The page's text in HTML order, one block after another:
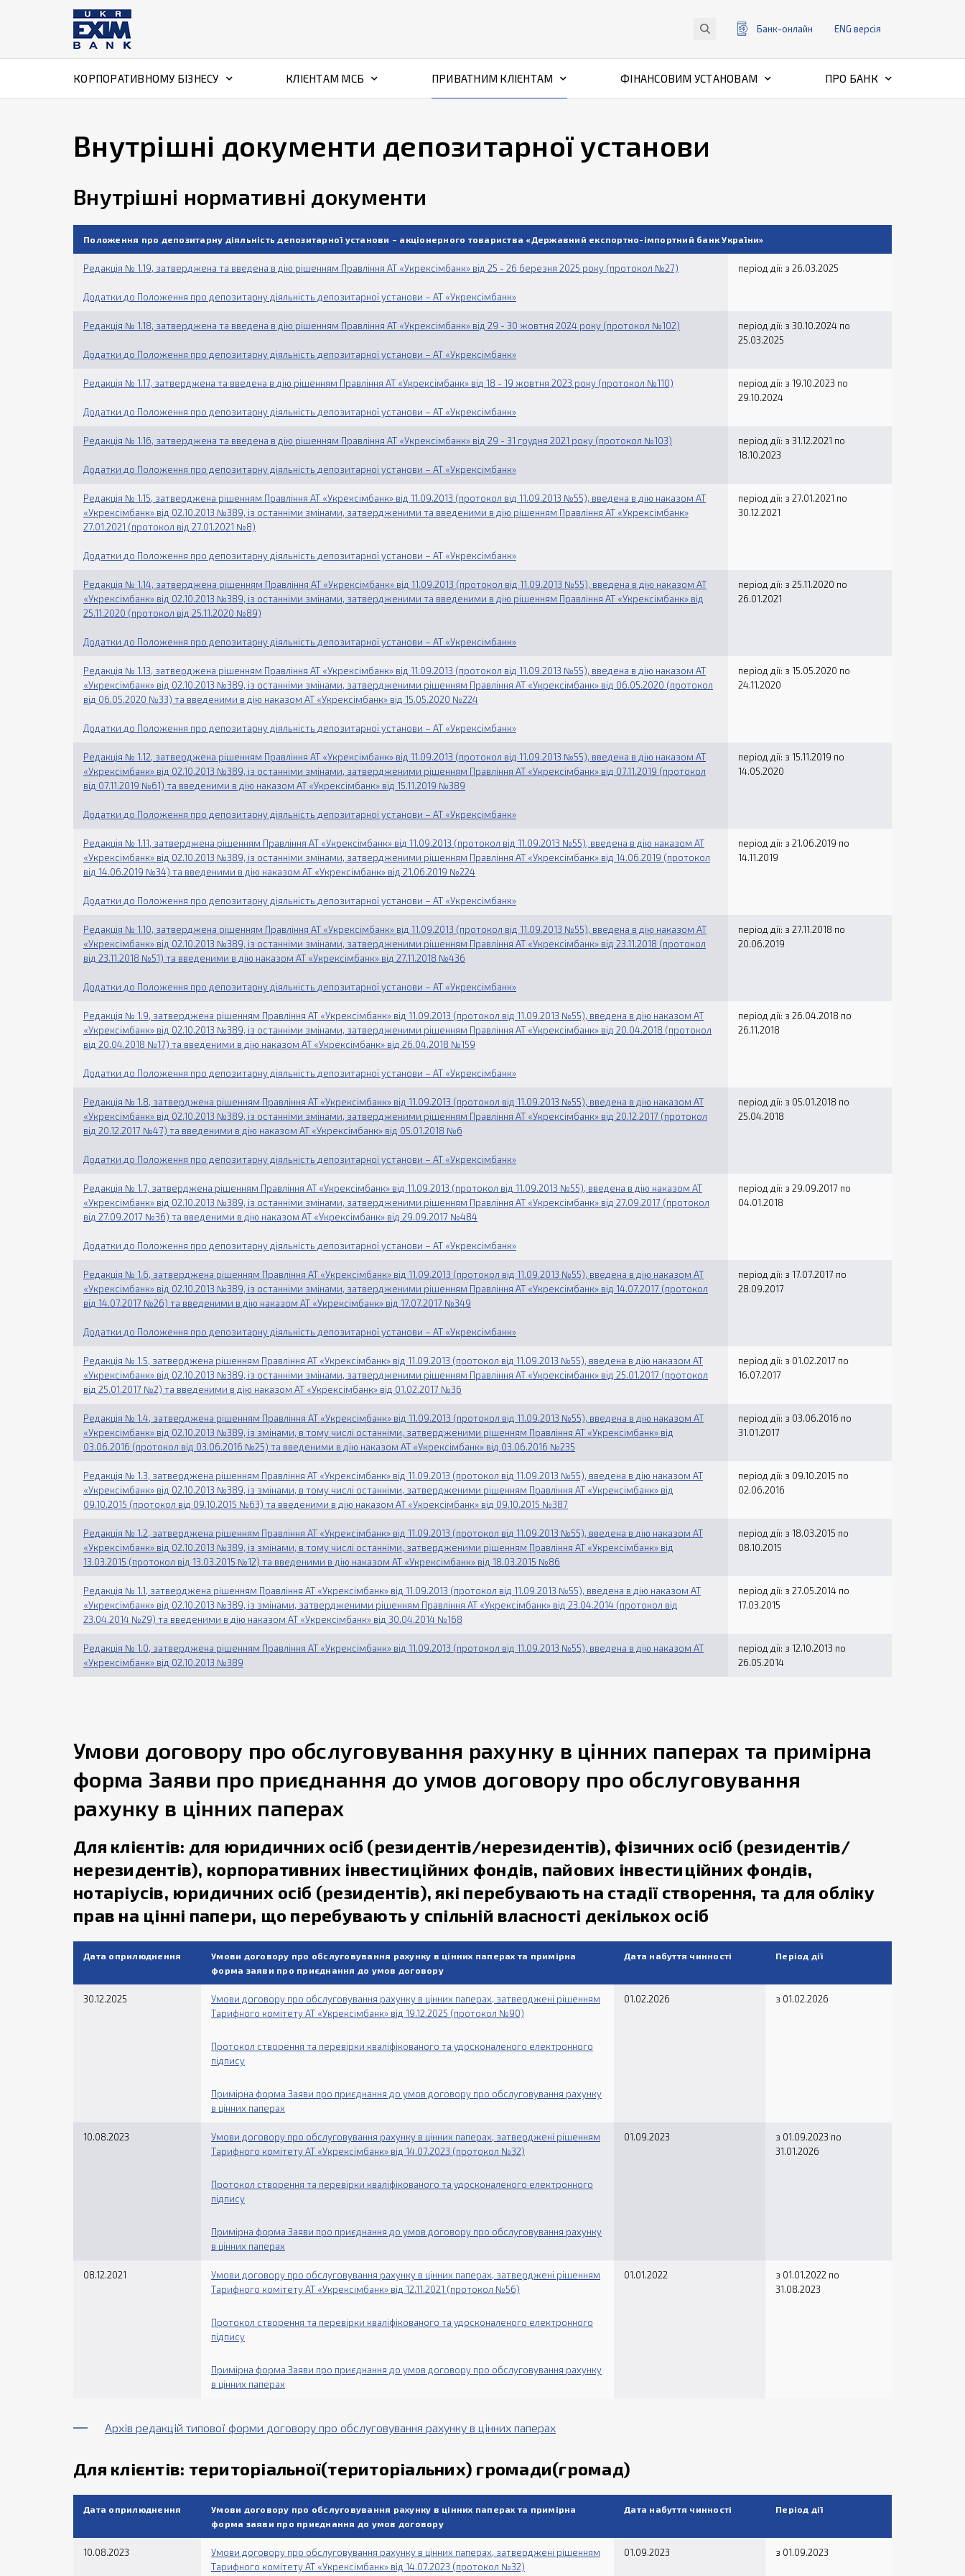
Банк-онлайн ENG версiя
КОРПОРАТИВНОМУ БІЗНЕСУ КЛІЄНТАМ МСБ ПРИВАТНИМ КЛІЄНТАМ ФІНАНСОВИМ УСТАНОВАМ ПРО БАНК
Внутрішні документи депозитарної установи
Внутрішні нормативні документи
Положення про депозитарну діяльність депозитарної установи – акціонерного товариства «Державний експортно-імпортний банк України»
Редакція № 1.19, затверджена та введена в дію рішенням Правління АТ «Укрексімбанк» від 25 - 26 березня 2025 року (протокол №27)
Додатки до Положення про депозитарну діяльність депозитарної установи – АТ «Укрексімбанк»
період дії: з 26.03.2025
Редакція № 1.18, затверджена та введена в дію рішенням Правління АТ «Укрексімбанк» від 29 - 30 жовтня 2024 року (протокол №102)
Додатки до Положення про депозитарну діяльність депозитарної установи – АТ «Укрексімбанк»
період дії: з 30.10.2024 по
25.03.2025
Редакція № 1.17, затверджена та введена в дію рішенням Правління АТ «Укрексімбанк» від 18 - 19 жовтня 2023 року (протокол №110)
Додатки до Положення про депозитарну діяльність депозитарної установи – АТ «Укрексімбанк»
період дії: з 19.10.2023 по
29.10.2024
Редакція № 1.16, затверджена та введена в дію рішенням Правління АТ «Укрексімбанк» від 29 - 31 грудня 2021 року (протокол №103)
Додатки до Положення про депозитарну діяльність депозитарної установи – АТ «Укрексімбанк»
період дії: з 31.12.2021 по
18.10.2023
Редакція № 1.15, затверджена рішенням Правління АТ «Укрексімбанк» від 11.09.2013 (протокол від 11.09.2013 №55), введена в дію наказом АТ
«Укрексімбанк» від 02.10.2013 №389, із останніми змінами, затвердженими та введеними в дію рішенням Правління АТ «Укрексімбанк»
27.01.2021 (протокол від 27.01.2021 №8)
Додатки до Положення про депозитарну діяльність депозитарної установи – АТ «Укрексімбанк»
період дії: з 27.01.2021 по
30.12.2021
Редакція № 1.14, затверджена рішенням Правління АТ «Укрексімбанк» від 11.09.2013 (протокол від 11.09.2013 №55), введена в дію наказом АТ
«Укрексімбанк» від 02.10.2013 №389, із останніми змінами, затвердженими та введеними в дію рішенням Правління АТ «Укрексімбанк» від
25.11.2020 (протокол від 25.11.2020 №89)
Додатки до Положення про депозитарну діяльність депозитарної установи – АТ «Укрексімбанк»
період дії: з 25.11.2020 по
26.01.2021
Редакція № 1.13, затверджена рішенням Правління АТ «Укрексімбанк» від 11.09.2013 (протокол від 11.09.2013 №55), введена в дію наказом АТ
«Укрексімбанк» від 02.10.2013 №389, із останніми змінами, затвердженими рішенням Правління АТ «Укрексімбанк» від 06.05.2020 (протокол
від 06.05.2020 №33) та введеними в дію наказом АТ «Укрексімбанк» від 15.05.2020 №224
Додатки до Положення про депозитарну діяльність депозитарної установи – АТ «Укрексімбанк»
період дії: з 15.05.2020 по
24.11.2020
Редакція № 1.12, затверджена рішенням Правління АТ «Укрексімбанк» від 11.09.2013 (протокол від 11.09.2013 №55), введена в дію наказом АТ
«Укрексімбанк» від 02.10.2013 №389, із останніми змінами, затвердженими рішенням Правління АТ «Укрексімбанк» від 07.11.2019 (протокол
від 07.11.2019 №61) та введеними в дію наказом АТ «Укрексімбанк» від 15.11.2019 №389
Додатки до Положення про депозитарну діяльність депозитарної установи – АТ «Укрексімбанк»
період дії: з 15.11.2019 по
14.05.2020
Редакція № 1.11, затверджена рішенням Правління АТ «Укрексімбанк» від 11.09.2013 (протокол від 11.09.2013 №55), введена в дію наказом АТ
«Укрексімбанк» від 02.10.2013 №389, із останніми змінами, затвердженими рішенням Правління АТ «Укрексімбанк» від 14.06.2019 (протокол
від 14.06.2019 №34) та введеними в дію наказом АТ «Укрексімбанк» від 21.06.2019 №224
Додатки до Положення про депозитарну діяльність депозитарної установи – АТ «Укрексімбанк»
період дії: з 21.06.2019 по
14.11.2019
Редакція № 1.10, затверджена рішенням Правління АТ «Укрексімбанк» від 11.09.2013 (протокол від 11.09.2013 №55), введена в дію наказом АТ
«Укрексімбанк» від 02.10.2013 №389, із останніми змінами, затвердженими рішенням Правління АТ «Укрексімбанк» від 23.11.2018 (протокол
від 23.11.2018 №51) та введеними в дію наказом АТ «Укрексімбанк» від 27.11.2018 №436
Додатки до Положення про депозитарну діяльність депозитарної установи – АТ «Укрексімбанк»
період дії: з 27.11.2018 по
20.06.2019
Редакція № 1.9, затверджена рішенням Правління АТ «Укрексімбанк» від 11.09.2013 (протокол від 11.09.2013 №55), введена в дію наказом АТ
«Укрексімбанк» від 02.10.2013 №389, із останніми змінами, затвердженими рішенням Правління АТ «Укрексімбанк» від 20.04.2018 (протокол
від 20.04.2018 №17) та введеними в дію наказом АТ «Укрексімбанк» від 26.04.2018 №159
Додатки до Положення про депозитарну діяльність депозитарної установи – АТ «Укрексімбанк»
період дії: з 26.04.2018 по
26.11.2018
Редакція № 1.8, затверджена рішенням Правління АТ «Укрексімбанк» від 11.09.2013 (протокол від 11.09.2013 №55), введена в дію наказом АТ
«Укрексімбанк» від 02.10.2013 №389, із останніми змінами, затвердженими рішенням Правління АТ «Укрексімбанк» від 20.12.2017 (протокол
від 20.12.2017 №47) та введеними в дію наказом АТ «Укрексімбанк» від 05.01.2018 №6
Додатки до Положення про депозитарну діяльність депозитарної установи – АТ «Укрексімбанк»
період дії: з 05.01.2018 по
25.04.2018
Редакція № 1.7, затверджена рішенням Правління АТ «Укрексімбанк» від 11.09.2013 (протокол від 11.09.2013 №55), введена в дію наказом АТ
«Укрексімбанк» від 02.10.2013 №389, із останніми змінами, затвердженими рішенням Правління АТ «Укрексімбанк» від 27.09.2017 (протокол
від 27.09.2017 №36) та введеними в дію наказом АТ «Укрексімбанк» від 29.09.2017 №484
Додатки до Положення про депозитарну діяльність депозитарної установи – АТ «Укрексімбанк»
період дії: з 29.09.2017 по
04.01.2018
Редакція № 1.6, затверджена рішенням Правління АТ «Укрексімбанк» від 11.09.2013 (протокол від 11.09.2013 №55), введена в дію наказом АТ
«Укрексімбанк» від 02.10.2013 №389, із останніми змінами, затвердженими рішенням Правління АТ «Укрексімбанк» від 14.07.2017 (протокол
від 14.07.2017 №26) та введеними в дію наказом АТ «Укрексімбанк» від 17.07.2017 №349
Додатки до Положення про депозитарну діяльність депозитарної установи – АТ «Укрексімбанк»
період дії: з 17.07.2017 по
28.09.2017
Редакція № 1.5, затверджена рішенням Правління АТ «Укрексімбанк» від 11.09.2013 (протокол від 11.09.2013 №55), введена в дію наказом АТ
«Укрексімбанк» від 02.10.2013 №389, із останніми змінами, затвердженими рішенням Правління АТ «Укрексімбанк» від 25.01.2017 (протокол
від 25.01.2017 №2) та введеними в дію наказом АТ «Укрексімбанк» від 01.02.2017 №36
період дії: з 01.02.2017 по
16.07.2017
Редакція № 1.4, затверджена рішенням Правління АТ «Укрексімбанк» від 11.09.2013 (протокол від 11.09.2013 №55), введена в дію наказом АТ
«Укрексімбанк» від 02.10.2013 №389, із змінами, в тому числі останніми, затвердженими рішенням Правління АТ «Укрексімбанк» від
03.06.2016 (протокол від 03.06.2016 №25) та введеними в дію наказом АТ «Укрексімбанк» від 03.06.2016 №235
період дії: з 03.06.2016 по
31.01.2017
Редакція № 1.3, затверджена рішенням Правління АТ «Укрексімбанк» від 11.09.2013 (протокол від 11.09.2013 №55), введена в дію наказом АТ
«Укрексімбанк» від 02.10.2013 №389, із змінами, в тому числі останніми, затвердженими рішенням Правління АТ «Укрексімбанк» від
09.10.2015 (протокол від 09.10.2015 №63) та введеними в дію наказом АТ «Укрексімбанк» від 09.10.2015 №387
період дії: з 09.10.2015 по
02.06.2016
Редакція № 1.2, затверджена рішенням Правління АТ «Укрексімбанк» від 11.09.2013 (протокол від 11.09.2013 №55), введена в дію наказом АТ
«Укрексімбанк» від 02.10.2013 №389, із змінами, в тому числі останніми, затвердженими рішенням Правління АТ «Укрексімбанк» від
13.03.2015 (протокол від 13.03.2015 №12) та введеними в дію наказом АТ «Укрексімбанк» від 18.03.2015 №86
період дії: з 18.03.2015 по
08.10.2015
Редакція № 1.1, затверджена рішенням Правління АТ «Укрексімбанк» від 11.09.2013 (протокол від 11.09.2013 №55), введена в дію наказом АТ
«Укрексімбанк» від 02.10.2013 №389, із змінами, затвердженими рішенням Правління АТ «Укрексімбанк» від 23.04.2014 (протокол від
23.04.2014 №29) та введеними в дію наказом АТ «Укрексімбанк» від 30.04.2014 №168
період дії: з 27.05.2014 по
17.03.2015
Редакція № 1.0, затверджена рішенням Правління АТ «Укрексімбанк» від 11.09.2013 (протокол від 11.09.2013 №55), введена в дію наказом АТ
«Укрексімбанк» від 02.10.2013 №389
період дії: з 12.10.2013 по
26.05.2014
Умови договору про обслуговування рахунку в цінних паперах та примірна
форма Заяви про приєднання до умов договору про обслуговування
рахунку в цінних паперах
Для клієнтів: для юридичних осіб (резидентів/нерезидентів), фізичних осіб (резидентів/
нерезидентів), корпоративних інвестиційних фондів, пайових інвестиційних фондів,
нотаріусів, юридичних осіб (резидентів), які перебувають на стадії створення, та для обліку
прав на цінні папери, що перебувають у спільній власності декількох осіб
Дата оприлюднення
Умови договору про обслуговування рахунку в цінних паперах та примірна
форма заяви про приєднання до умов договору
Дата набуття чинності Період дії
30.12.2025
Умови договору про обслуговування рахунку в цінних паперах, затверджені рішенням
Тарифного комітету АТ «Укрексімбанк» від 19.12.2025 (протокол №90)
Протокол створення та перевірки кваліфікованого та удосконаленого електронного
підпису
Примірна форма Заяви про приєднання до умов договору про обслуговування рахунку
в цінних паперах
01.02.2026 з 01.02.2026
10.08.2023
Умови договору про обслуговування рахунку в цінних паперах, затверджені рішенням
Тарифного комітету АТ «Укрексімбанк» від 14.07.2023 (протокол №32)
Протокол створення та перевірки кваліфікованого та удосконаленого електронного
підпису
Примірна форма Заяви про приєднання до умов договору про обслуговування рахунку
в цінних паперах
01.09.2023
з 01.09.2023 по
31.01.2026
08.12.2021
Умови договору про обслуговування рахунку в цінних паперах, затверджені рішенням
Тарифного комітету АТ «Укрексімбанк» від 12.11.2021 (протокол №56)
Протокол створення та перевірки кваліфікованого та удосконаленого електронного
підпису
Примірна форма Заяви про приєднання до умов договору про обслуговування рахунку
в цінних паперах
01.01.2022
з 01.01.2022 по
31.08.2023
Архів редакцій типової форми договору про обслуговування рахунку в цінних паперах
Для клієнтів: територіальної(територіальних) громади(громад)
Дата оприлюднення
Умови договору про обслуговування рахунку в цінних паперах та примірна
форма заяви про приєднання до умов договору
Дата набуття чинності Період дії
10.08.2023
Умови договору про обслуговування рахунку в цінних паперах, затверджені рішенням
Тарифного комітету АТ «Укрексімбанк» від 14.07.2023 (протокол №32)
01.09.2023 з 01.09.2023